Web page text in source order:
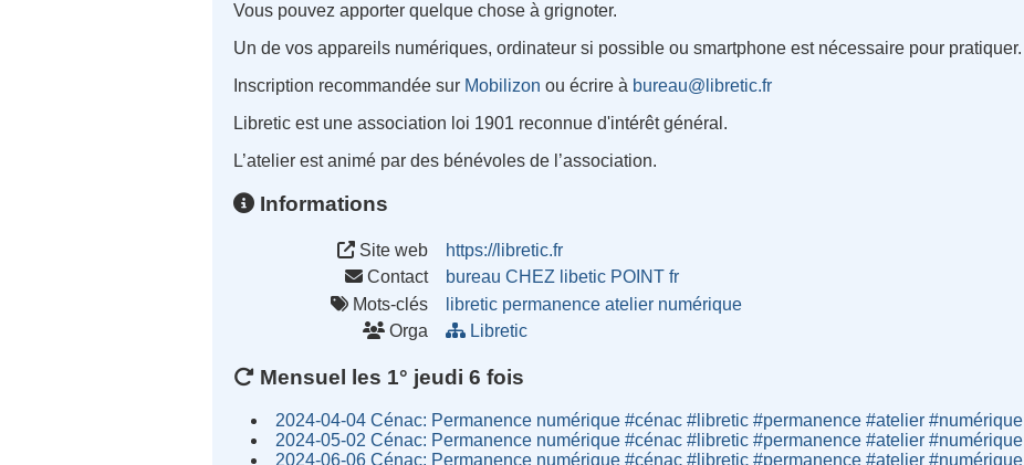
Vous pouvez apporter quelque chose à grignoter.
Un de vos appareils numériques, ordinateur si possible ou smartphone est nécessaire pour pratiquer.
Inscription recommandée sur Mobilizon ou écrire à bureau@libretic.fr
Libretic est une association loi 1901 reconnue d'intérêt général.
L’atelier est animé par des bénévoles de l’association.
Informations
Site web
https://libretic.fr
Contact
bureau CHEZ libetic POINT fr
Mots-clés
libretic permanence atelier numérique
Orga
Libretic
Mensuel les 1° jeudi 6 fois
2024-04-04 Cénac: Permanence numérique #cénac #libretic #permanence #atelier #numérique
2024-05-02 Cénac: Permanence numérique #cénac #libretic #permanence #atelier #numérique
2024-06-06 Cénac: Permanence numérique #cénac #libretic #permanence #atelier #numérique